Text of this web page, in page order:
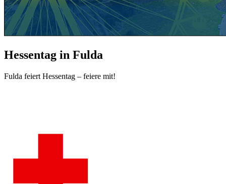
Hessentag in Fulda
Fulda feiert Hessentag – feiere mit!